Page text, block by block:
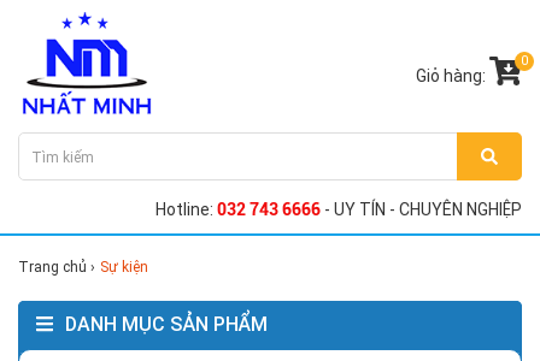
Giỏ hàng:
0
Hotline: 032 743 6666 - UY TÍN - CHUYÊN NGHIỆP
Trang chủ › Sự kiện
DANH MỤC SẢN PHẨM